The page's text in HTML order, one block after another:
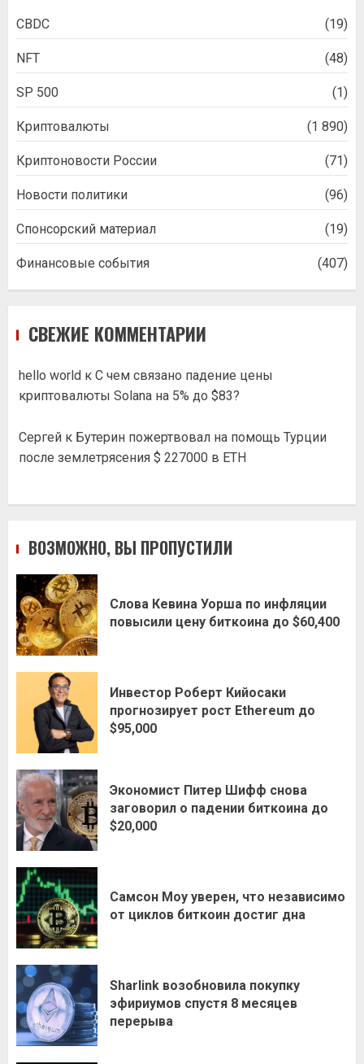
CBDC (19)
NFT (48)
SP 500 (1)
Криптовалюты (1 890)
Криптоновости России (71)
Новости политики (96)
Спонсорский материал (19)
Финансовые события (407)
СВЕЖИЕ КОММЕНТАРИИ
hello world к С чем связано падение цены
криптовалюты Solana на 5% до $83?
Сергей к Бутерин пожертвовал на помощь Турции
после землетрясения $ 227000 в ETH
ВОЗМОЖНО, ВЫ ПРОПУСТИЛИ
Слова Кевина Уорша по инфляции
повысили цену биткоина до $60,400
Инвестор Роберт Кийосаки
прогнозирует рост Ethereum до
$95,000
Экономист Питер Шифф снова
заговорил о падении биткоина до
$20,000
Самсон Моу уверен, что независимо
от циклов биткоин достиг дна
Sharlink возобновила покупку
эфириумов спустя 8 месяцев
перерыва